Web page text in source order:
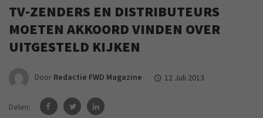
TV-ZENDERS EN DISTRIBUTEURS
MOETEN AKKOORD VINDEN OVER
UITGESTELD KIJKEN
Door Redactie FWD Magazine 12 Juli 2013
Delen: